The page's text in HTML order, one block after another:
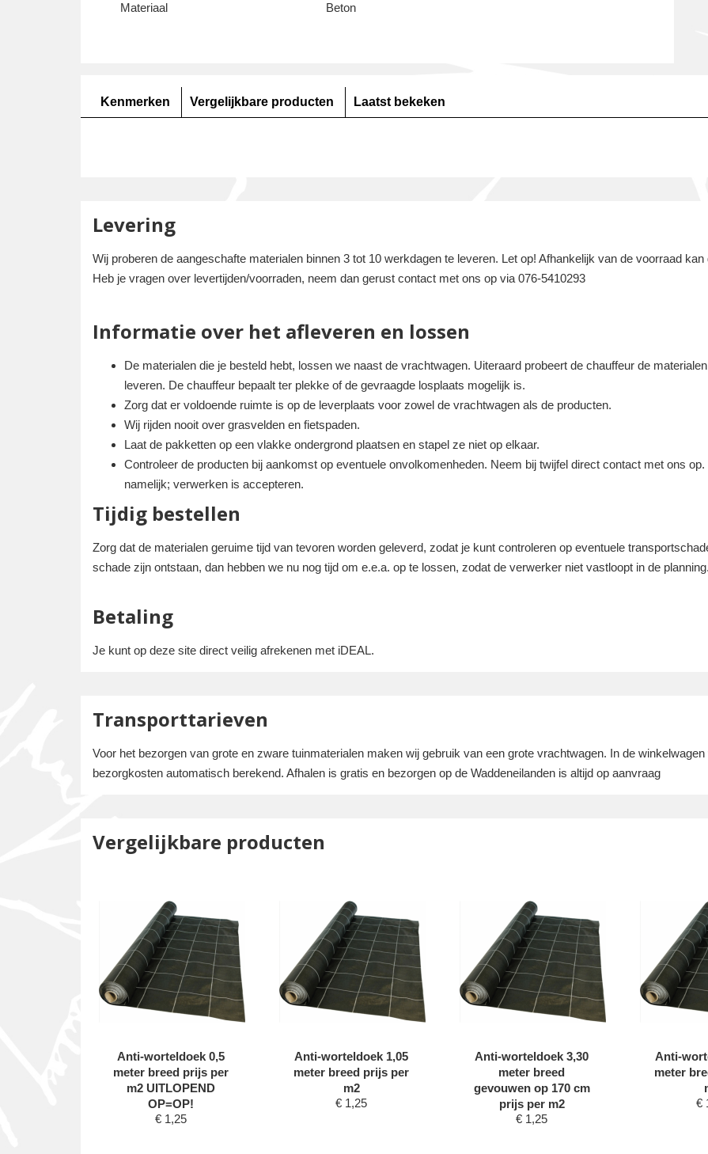
Materiaal Beton
Kenmerken Vergelijkbare producten Laatst bekeken
Levering
Wij proberen de aangeschafte materialen binnen 3 tot 10 werkdagen te leveren. Let op! Afhankelijk van de voorraad kan
Heb je vragen over levertijden/voorraden, neem dan gerust contact met ons op via 076-5410293
Informatie over het afleveren en lossen
De materialen die je besteld hebt, lossen we naast de vrachtwagen. Uiteraard probeert de chauffeur de
leveren. De chauffeur bepaalt ter plekke of de gevraagde losplaats mogelijk is.
Zorg dat er voldoende ruimte is op de leverplaats voor zowel de vrachtwagen als de producten.
Wij rijden nooit over grasvelden en fietspaden.
Laat de pakketten op een vlakke ondergrond plaatsen en stapel ze niet op elkaar.
Controleer de producten bij aankomst op eventuele onvolkomenheden. Neem bij twijfel direct contact met ons
namelijk; verwerken is accepteren.
Tijdig bestellen
Zorg dat de materialen geruime tijd van tevoren worden geleverd, zodat je kunt controleren op eventuele
schade zijn ontstaan, dan hebben we nu nog tijd om e.e.a. op te lossen, zodat de verwerker niet vastloopt in de planning.
Betaling
Je kunt op deze site direct veilig afrekenen met iDEAL.
Transporttarieven
Voor het bezorgen van grote en zware tuinmaterialen maken wij gebruik van een grote vrachtwagen. In de
bezorgkosten automatisch berekend. Afhalen is gratis en bezorgen op de Waddeneilanden is altijd op aanvraag
Vergelijkbare producten
Anti-worteldoek 0,5
meter breed prijs per
m2 UITLOPEND
OP=OP!
€ 1,25
Anti-worteldoek 1,05
meter breed prijs per
m2
€ 1,25
Anti-worteldoek 3,30
meter breed
gevouwen op 170 cm
prijs per m2
€ 1,25
Anti-
meter
€